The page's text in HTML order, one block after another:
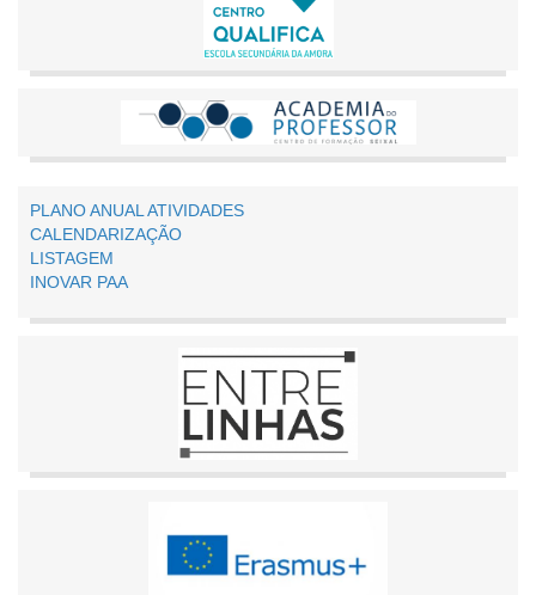
PLANO ANUAL ATIVIDADES
CALENDARIZAÇÃO
LISTAGEM
INOVAR PAA